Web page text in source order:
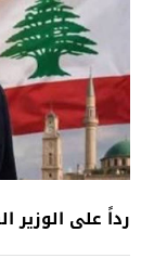
رداً على الوزير